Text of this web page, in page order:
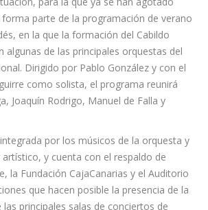
parte de la programación de verano
en la que la formación del Cabildo
algunas de las principales orquestas del
Dirigido por Pablo González y con el
como solista, el programa reunirá
Joaquín Rodrigo, Manuel de Falla y